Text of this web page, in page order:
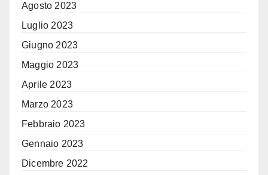
Agosto 2023
Luglio 2023
Giugno 2023
Maggio 2023
Aprile 2023
Marzo 2023
Febbraio 2023
Gennaio 2023
Dicembre 2022